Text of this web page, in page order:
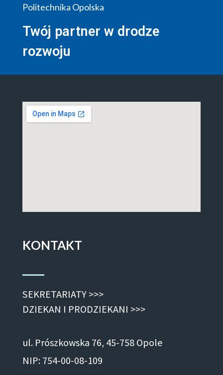
Politechnika Opolska
Twój partner w drodze
rozwoju
KONTAKT
SEKRETARIATY >>>
DZIEKAN I PRODZIEKANI >>>
ul. Prószkowska 76, 45-758 Opole
NIP: 754-00-08-109